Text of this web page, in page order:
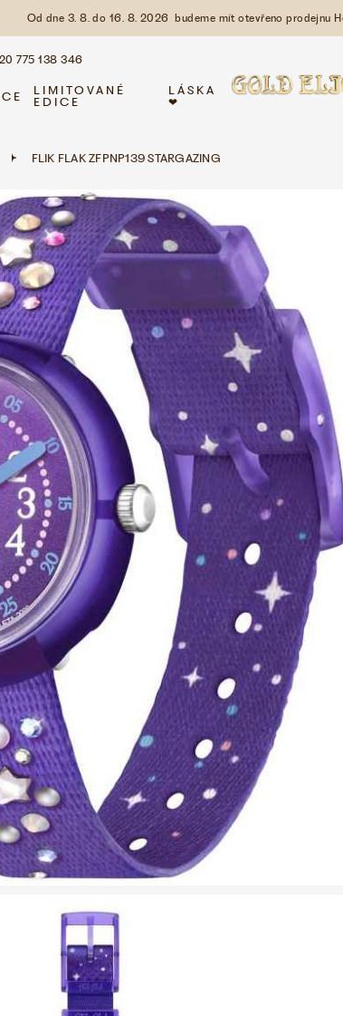
Od dne 3. 8. do 16. 8. 2026 budeme mít otevřeno prodejnu
775 138 346
LIMITOVANÉ
EDICE
LÁSKA
❤
FLIK FLAK ZFPNP139 STARGAZING